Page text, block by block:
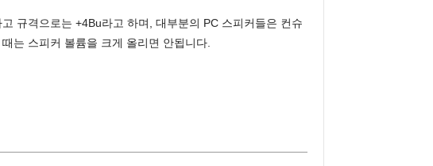
규격으로는 +4Bu라고 하며, 대부분의 PC 스피커들은 컨슈
는 스피커 볼륨을 크게 올리면 안됩니다.